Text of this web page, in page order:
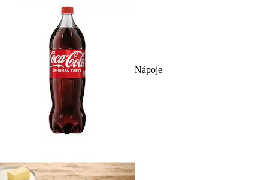
Nápoje